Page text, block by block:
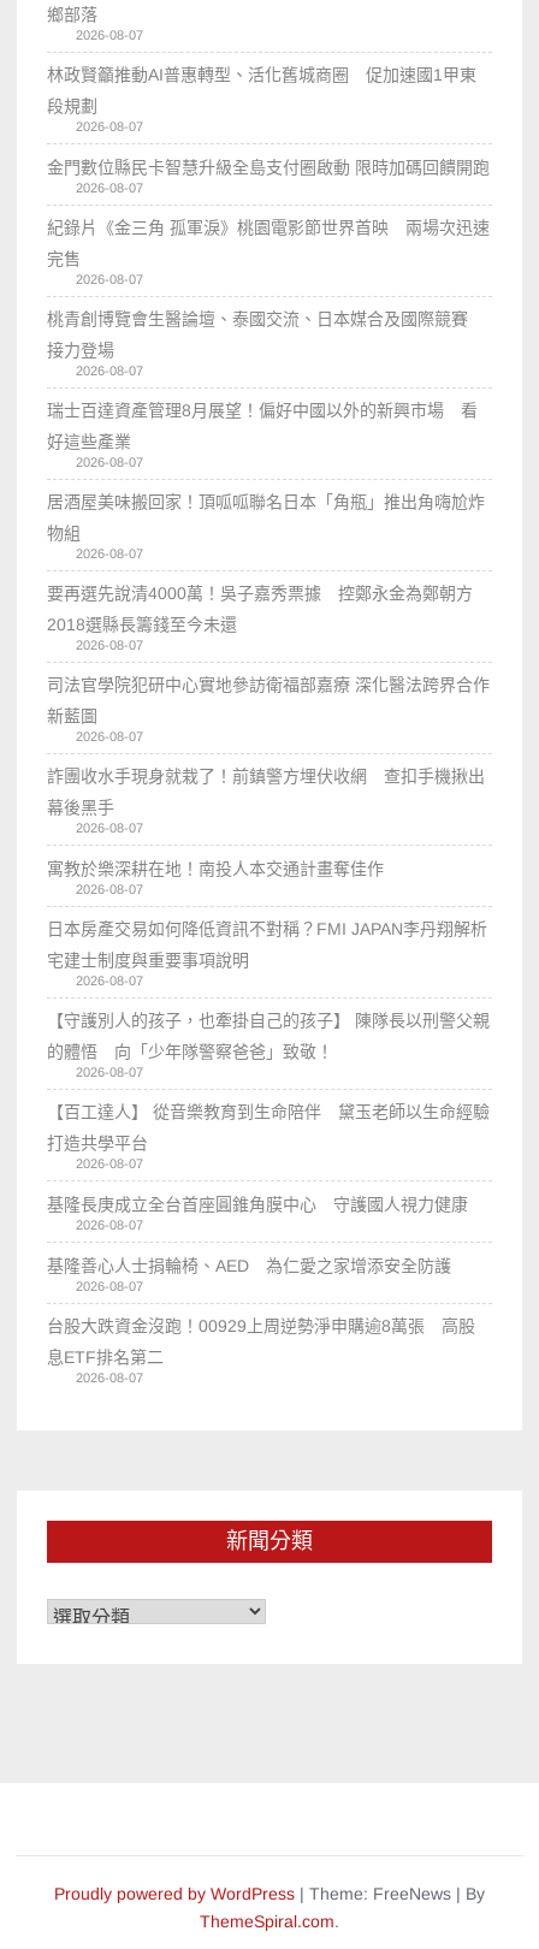
鄉部落
2026-08-07
林政賢籲推動AI普惠轉型、活化舊城商圈 促加速國1甲東
段規劃
2026-08-07
金門數位縣民卡智慧升級全島支付圈啟動 限時加碼回饋開跑
2026-08-07
紀錄片《金三角 孤軍淚》桃園電影節世界首映 兩場次迅速
完售
2026-08-07
桃青創博覽會生醫論壇、泰國交流、日本媒合及國際競賽
接力登場
2026-08-07
瑞士百達資產管理8月展望！偏好中國以外的新興市場 看
好這些產業
2026-08-07
居酒屋美味搬回家！頂呱呱聯名日本「角瓶」推出角嗨尬炸
物組
2026-08-07
要再選先說清4000萬！吳子嘉秀票據 控鄭永金為鄭朝方
2018選縣長籌錢至今未還
2026-08-07
司法官學院犯研中心實地參訪衛福部嘉療 深化醫法跨界合作
新藍圖
2026-08-07
詐團收水手現身就栽了！前鎮警方埋伏收網 查扣手機揪出
幕後黑手
2026-08-07
寓教於樂深耕在地！南投人本交通計畫奪佳作
2026-08-07
日本房產交易如何降低資訊不對稱？FMI JAPAN李丹翔解析
宅建士制度與重要事項說明
2026-08-07
【守護別人的孩子，也牽掛自己的孩子】 陳隊長以刑警父親
的體悟 向「少年隊警察爸爸」致敬！
2026-08-07
【百工達人】 從音樂教育到生命陪伴 黛玉老師以生命經驗
打造共學平台
2026-08-07
基隆長庚成立全台首座圓錐角膜中心 守護國人視力健康
2026-08-07
基隆善心人士捐輪椅、AED 為仁愛之家增添安全防護
2026-08-07
台股大跌資金沒跑！00929上周逆勢淨申購逾8萬張 高股
息ETF排名第二
2026-08-07
新聞分類
新
Proudly powered by WordPress | Theme: FreeNews | By
ThemeSpiral.com.